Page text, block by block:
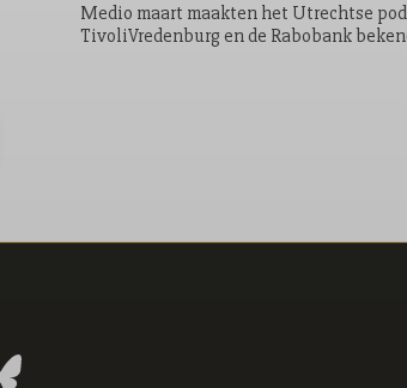
Medio maart maakten het Utrechtse
TivoliVredenburg en de Rabobank